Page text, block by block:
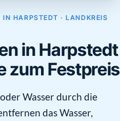
HARPSTEDT · LANDKREIS
in Harpstedt
zum Festpreis
Wasser durch die
das Wasser,